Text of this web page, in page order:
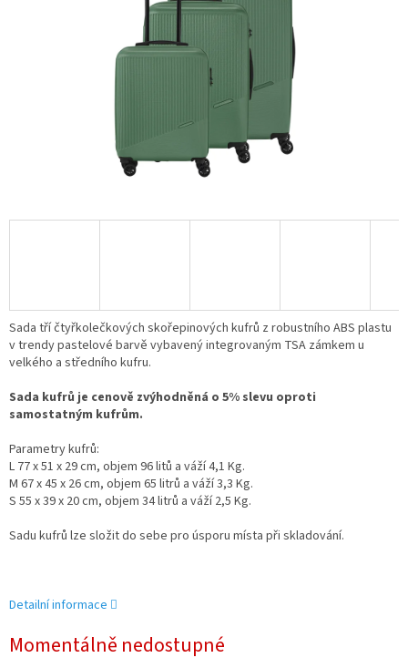
Momentálně nedostupné
Sada tří čtyřkolečkových skořepinových kufrů z robustního ABS plastu
v trendy pastelové barvě vybavený integrovaným TSA zámkem u
velkého a středního kufru.
Sada kufrů je cenově zvýhodněná o 5% slevu oproti
samostatným kufrům.
Parametry kufrů:
L 77 x 51 x 29 cm, objem 96 litů a váží 4,1 Kg.
M 67 x 45 x 26 cm, objem 65 litrů a váží 3,3 Kg.
S 55 x 39 x 20 cm, objem 34 litrů a váží 2,5 Kg.
Sadu kufrů lze složit do sebe pro úsporu místa při skladování.
Detailní informace